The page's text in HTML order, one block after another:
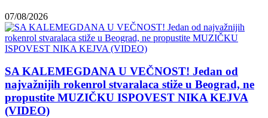
07/08/2026
SA KALEMEGDANA U VEČNOST! Jedan od
najvažnijih rokenrol stvaralaca stiže u Beograd, ne
propustite MUZIČKU ISPOVEST NIKA KEJVA
(VIDEO)